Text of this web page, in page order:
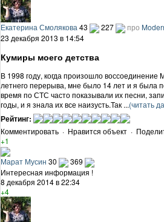
Екатерина Смолякова 43 227 про
23 декабря 2013 в 14:54
Кумиры моего детства
В 1998 году, когда произошло воссоединение
летнего перерыва, мне было 14 лет и я была
время по СТС часто показывали их песни,
годы, и я знала их все наизусть.Так ...(читать
Рейтинг:
Комментировать · Нравится объект ·
+1
Марат Мусин 30
369
Интересная информация !
8 декабря 2014 в 22:34
+4